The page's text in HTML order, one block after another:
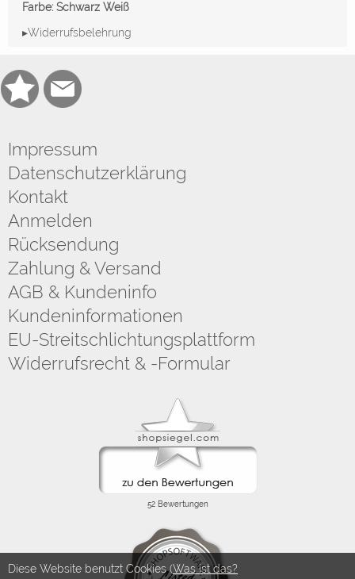
Farbe: Schwarz Weiß
▸Widerrufsbelehrung
Impressum
Datenschutzerklärung
Kontakt
Anmelden
Rücksendung
Zahlung & Versand
AGB & Kundeninfo
Kundeninformationen
EU-Streitschlichtungsplattform
Widerrufsrecht & -Formular
Diese Website benutzt Cookies (Was ist das?